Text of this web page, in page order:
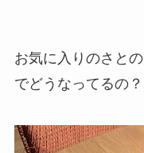
お気に入りのさと
でどうなってるの？